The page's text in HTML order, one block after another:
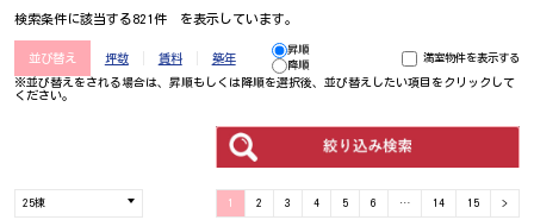
検索条件に該当する821件 を表示しています。
並び替え 坪数 賃料 築年
昇順
降順
満室物件を表示する
※並び替えをされる場合は、昇順もしくは降順を選択後、​並び替えしたい項目をクリックして
ください。
1 2 3 4 5 6 … 14 15 >